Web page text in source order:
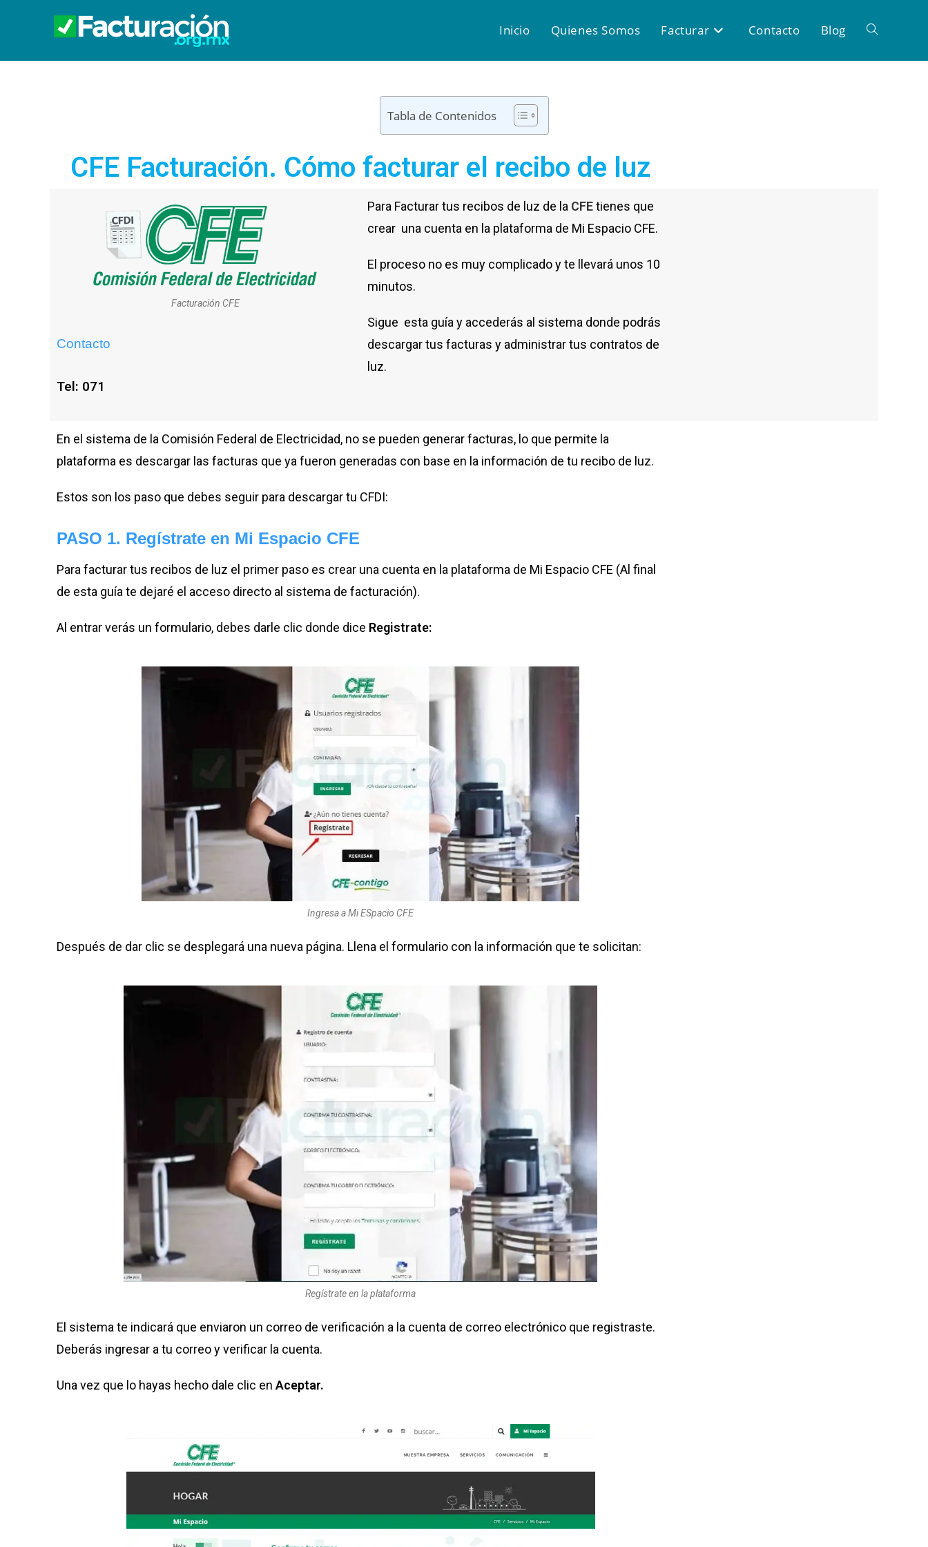
Inicio Quienes Somos Facturar Contacto Blog
Tabla de Contenidos
CFE Facturación. Cómo facturar el recibo de luz
Facturación CFE
Contacto
Tel: 071
Para Facturar tus recibos de luz de la CFEtienes que
crear una cuenta en la plataforma de Mi Espacio CFE.
El proceso no es muy complicado y te llevará unos 10
minutos.
Sigue esta guía y accederás al sistema donde podrás
descargar tus facturas y administrar tus contratos de
luz.
En el sistema de la Comisión Federal de Electricidad, no se pueden generar facturas, lo que permite la
plataforma es descargar las facturas que ya fueron generadas con base en la información de tu recibo de luz.
Estos son los paso que debes seguir para descargar tu CFDI:
PASO 1. Regístrate en Mi Espacio CFE
Para facturar tus recibos de luz el primer paso es crear una cuenta en la plataforma de Mi Espacio CFE (Al final
de esta guía te dejaré el acceso directo al sistema de facturación).
Al entrar verás un formulario, debes darle clic donde dice Registrate:
Ingresa a Mi ESpacio CFE
Después de dar clic se desplegará una nueva página. Llena el formulario con la información que te solicitan:
Regístrate en la plataforma
El sistema te indicará que enviaron un correo de verificación a la cuenta de correo electrónico que registraste.
Deberás ingresar a tu correo y verificar la cuenta.
Una vez que lo hayas hecho dale clic en Aceptar.